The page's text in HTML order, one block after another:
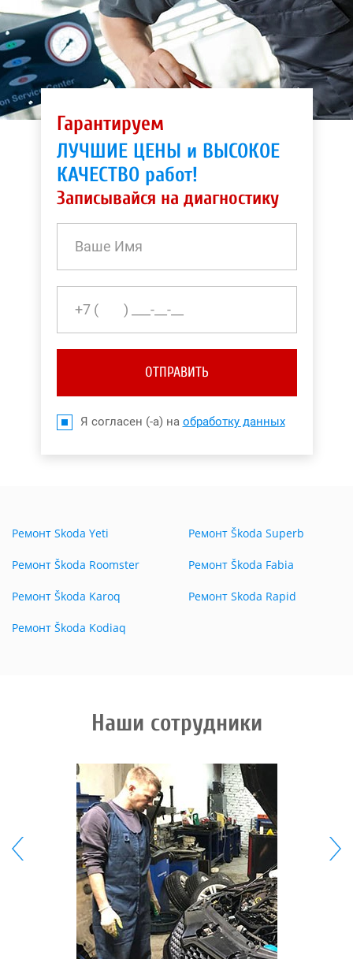
Гарантируем
ЛУЧШИЕ ЦЕНЫ и ВЫСОКОЕ
КАЧЕСТВО работ!
Записывайся на диагностику
ОТПРАВИТЬ
Я согласен (-а) на обработку данных
Ремонт Skoda Yeti
Ремонт Škoda Roomster
Ремонт Škoda Karoq
Ремонт Škoda Kodiaq
Ремонт Škoda Superb
Ремонт Škoda Fabia
Ремонт Skoda Rapid
Наши сотрудники